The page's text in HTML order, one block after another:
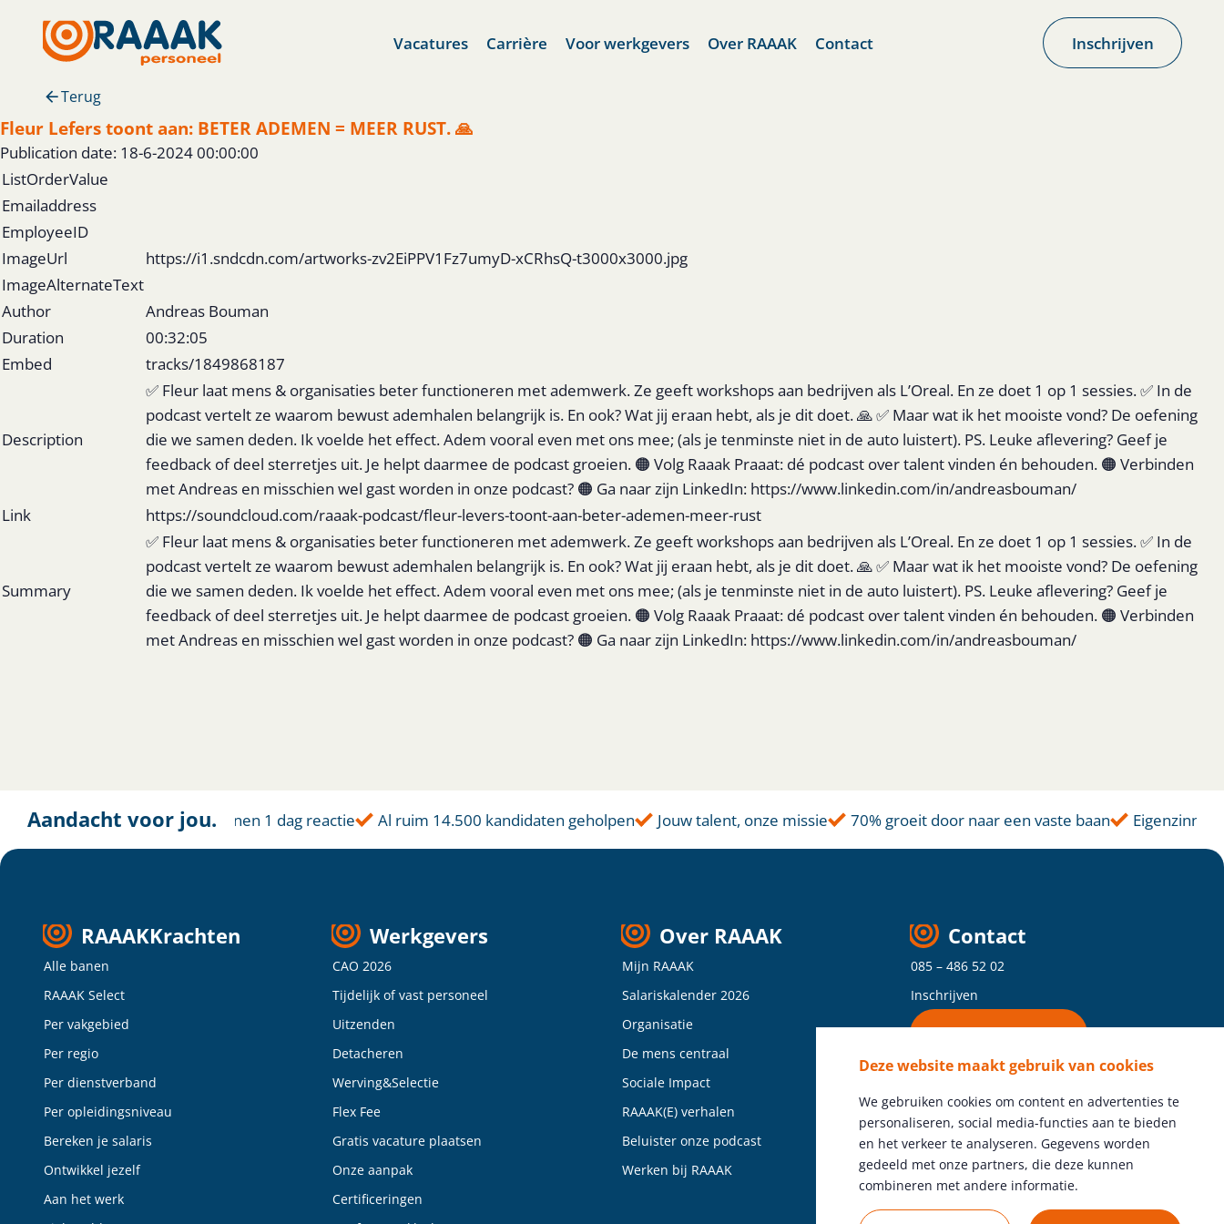
Deze website maakt gebruik van cookies
We gebruiken cookies om content en advertenties te
personaliseren, social media-functies aan te bieden
en het verkeer te analyseren. Gegevens worden
gedeeld met onze partners, die deze kunnen
combineren met andere informatie.
Vacatures Carrière Voor werkgevers Over RAAAK Contact Inschrijven
Terug
Fleur Lefers toont aan: BETER ADEMEN = MEER RUST. 🙏
Publication date: 18-6-2024 00:00:00
ListOrderValue
Emailaddress
EmployeeID
ImageUrl
https://i1.sndcdn.com/artworks-zv2EiPPV1Fz7umyD-xCRhsQ-t3000x3000.jpg
ImageAlternateText
Author
Andreas Bouman
Duration
00:32:05
Embed
tracks/1849868187
Description
✅ Fleur laat mens & organisaties beter functioneren met ademwerk. Ze geeft workshops aan bedrijven als L’Oreal. En ze doet 1 op 1 sessies. ✅ In de
podcast vertelt ze waarom bewust ademhalen belangrijk is. En ook? Wat jij eraan hebt, als je dit doet. 🙏 ✅ Maar wat ik het mooiste vond? De oefening
die we samen deden. Ik voelde het effect. Adem vooral even met ons mee; (als je tenminste niet in de auto luistert). PS. Leuke aflevering? Geef je
feedback of deel sterretjes uit. Je helpt daarmee de podcast groeien. 🟠 Volg Raaak Praaat: dé podcast over talent vinden én behouden. 🟠 Verbinden
met Andreas en misschien wel gast worden in onze podcast? 🟠 Ga naar zijn LinkedIn: https://www.linkedin.com/in/andreasbouman/
Link
https://soundcloud.com/raaak-podcast/fleur-levers-toont-aan-beter-ademen-meer-rust
Summary
✅ Fleur laat mens & organisaties beter functioneren met ademwerk. Ze geeft workshops aan bedrijven als L’Oreal. En ze doet 1 op 1 sessies. ✅ In de
podcast vertelt ze waarom bewust ademhalen belangrijk is. En ook? Wat jij eraan hebt, als je dit doet. 🙏 ✅ Maar wat ik het mooiste vond? De oefening
die we samen deden. Ik voelde het effect. Adem vooral even met ons mee; (als je tenminste niet in de auto luistert). PS. Leuke aflevering? Geef je
feedback of deel sterretjes uit. Je helpt daarmee de podcast groeien. 🟠 Volg Raaak Praaat: dé podcast over talent vinden én behouden. 🟠 Verbinden
met Andreas en misschien wel gast worden in onze podcast? 🟠 Ga naar zijn LinkedIn: https://www.linkedin.com/in/andreasbouman/
Aandacht voor jou.
Altijd dichtbij Binnen 1 dag reactie Al ruim 14.500 kandidaten geholpen Jouw talent, onze missie 70% groeit door naar een vaste baan Eigenzinnige
RAAAKKrachten
Alle banen
RAAAK Select
Per vakgebied
Per regio
Per dienstverband
Per opleidingsniveau
Bereken je salaris
Ontwikkel jezelf
Aan het werk
Werkgevers
CAO 2026
Tijdelijk of vast personeel
Uitzenden
Detacheren
Werving&Selectie
Flex Fee
Gratis vacature plaatsen
Onze aanpak
Certificeringen
Over RAAAK
Mijn RAAAK
Salariskalender 2026
Organisatie
De mens centraal
Sociale Impact
RAAAK(E) verhalen
Beluister onze podcast
Werken bij RAAAK
Contact
085 – 486 52 02
Inschrijven
Vind je vestiging
Volg ons
Gratis vacature plaatsen